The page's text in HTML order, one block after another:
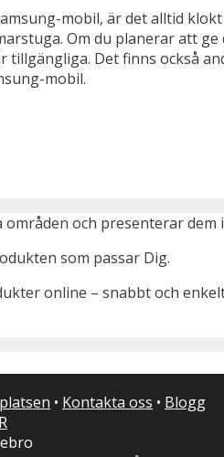
mobil, är det alltid
Om du planerar att
Det finns också
mobil.
och presenterar dem
som passar Dig.
online – snabbt och
• Kontakta oss • Blogg